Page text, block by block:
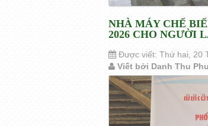
NHÀ MÁY CHẾ
2026 CHO NGƯỜI
Được viết: Thứ hai, 20
Viết bởi Danh Thu